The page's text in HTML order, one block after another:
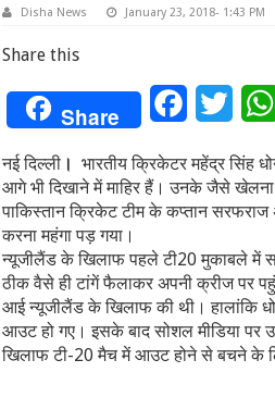
Disha News January 23, 2018- 1:43 PM
Share this
Share Facebook
नई दिल्ली। भारतीय क्रिकेटर महेंद्र सिंह
आगे भी दिखाने में माहिर हैं। उनके जैसे खेलना
पाकिस्तान क्रिकेट टीम के कप्तान
करना महंगा पड़ गया।
न्यूजीलैंड के खिलाफ पहले टी20 मुकाबले में
ठीक वैसे ही टांगें फैलाकर अपनी क्रीज पर
आई न्यूजीलैंड के खिलाफ की थी। हालांकि
आउट हो गए। इसके बाद सोशल मीडिया
खिलाफ टी-20 मैच में आउट होने से बचने के